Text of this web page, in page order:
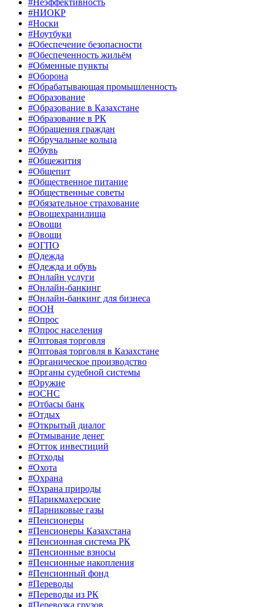
#Неэффективность
#НИОКР
#Носки
#Ноутбуки
#Обеспечение безопасности
#Обеспеченность жильём
#Обменные пункты
#Оборона
#Обрабатывающая промышленность
#Образование
#Образование в Казахстане
#Образование в РК
#Обращения граждан
#Обручальные кольца
#Обувь
#Общежития
#Общепит
#Общественное питание
#Общественные советы
#Обязательное страхование
#Овощехранилища
#Овощи
#Овощи
#ОГПО
#Одежда
#Одежда и обувь
#Онлайн услуги
#Онлайн-банкинг
#Онлайн-банкинг для бизнеса
#ООН
#Опрос
#Опрос населения
#Оптовая торговля
#Оптовая торговля в Казахстане
#Органическое производство
#Органы судебной системы
#Оружие
#ОСНС
#Отбасы банк
#Отдых
#Открытый диалог
#Отмывание денег
#Отток инвестиций
#Отходы
#Охота
#Охрана
#Охрана природы
#Парикмахерские
#Парниковые газы
#Пенсионеры
#Пенсионеры Казахстана
#Пенсионная система РК
#Пенсионные взносы
#Пенсионные накопления
#Пенсионный фонд
#Переводы
#Переводы из РК